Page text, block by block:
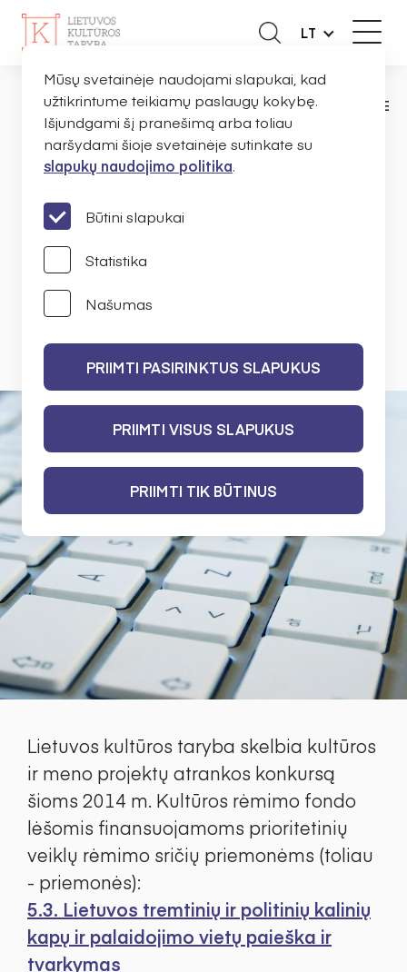
LT
PAGRINDINISNAUJIENOS ORGANIZACIJOMS
Skelbiamas paraiškų
teikimo konkursas 5.3 ir
5.8 priemonėms
LIETUVOS KULTŪROS TARYBA
Lietuvos kultūros taryba skelbia kultūros
ir meno projektų atrankos konkursą
šioms 2014 m. Kultūros rėmimo fondo
lėšomis finansuojamoms prioritetinių
veiklų rėmimo sričių priemonėms (toliau
- priemonės):
5.3. Lietuvos tremtinių ir politinių kalinių
kapų ir palaidojimo vietų paieška ir
tvarkymas
Mūsų svetainėje naudojami slapukai, kad
užtikrintume teikiamų paslaugų kokybę.
Išjundgami šį pranešimą arba toliau
naršydami šioje svetainėje sutinkate su
slapukų naudojimo politika.
Būtini slapukai
Statistika
Našumas
PRIIMTI PASIRINKTUS SLAPUKUS
PRIIMTI VISUS SLAPUKUS
PRIIMTI TIK BŪTINUS